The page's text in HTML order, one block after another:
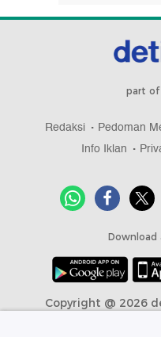
part of
Redaksi Pedoman
Info Iklan
Download
Copyright @ 2026